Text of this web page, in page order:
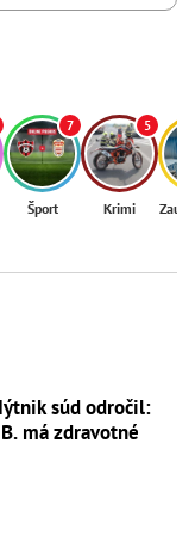
7
Šport
5
Krimi
súd odročil:
má zdravotné